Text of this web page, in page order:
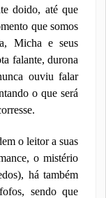
doido, até que
que somos
Micha e seus
falante, durona
ouviu falar
o que será
o leitor a suas
o mistério
há também
sendo que